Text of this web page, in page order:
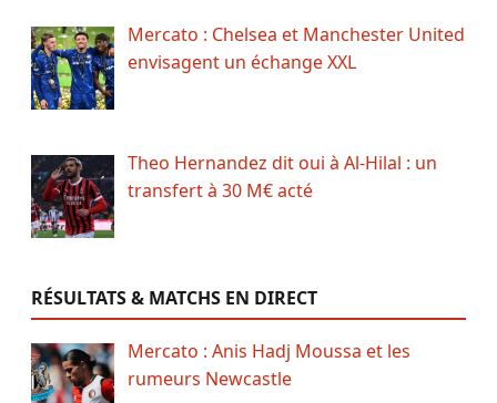
Mercato : Chelsea et Manchester United
envisagent un échange XXL
Theo Hernandez dit oui à Al-Hilal : un
transfert à 30 M€ acté
RÉSULTATS & MATCHS EN DIRECT
Mercato : Anis Hadj Moussa et les
rumeurs Newcastle